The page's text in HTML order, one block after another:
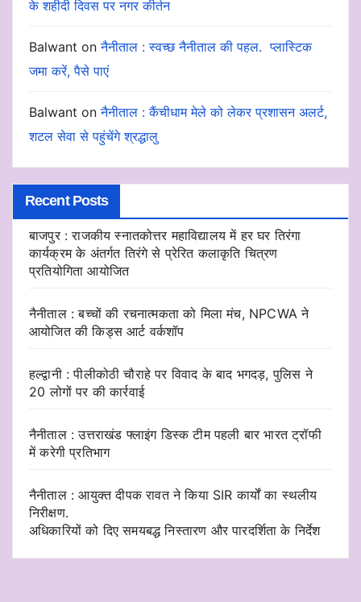
के शहीदी दिवस पर नगर कीर्तन
Balwant onनैनीताल : स्वच्छ नैनीताल की पहल. प्लास्टिक
जमा करें, पैसे पाएं
Balwant onनैनीताल : कैंचीधाम मेले को लेकर प्रशासन अलर्ट,
शटल सेवा से पहुंचेंगे श्रद्धालु
Recent Posts
बाजपुर : राजकीय स्नातकोत्तर महाविद्यालय में हर घर तिरंगा
कार्यक्रम के अंतर्गत तिरंगे से प्रेरित कलाकृति चित्रण
प्रतियोगिता आयोजित
नैनीताल : बच्चों की रचनात्मकता को मिला मंच, NPCWA ने
आयोजित की किड्स आर्ट वर्कशॉप
हल्द्वानी : पीलीकोठी चौराहे पर विवाद के बाद भगदड़, पुलिस ने
20 लोगों पर की कार्रवाई
नैनीताल : उत्तराखंड फ्लाइंग डिस्क टीम पहली बार भारत ट्रॉफी
में करेगी प्रतिभाग
नैनीताल : आयुक्त दीपक रावत ने किया SIR कार्यों का स्थलीय
निरीक्षण.
अधिकारियों को दिए समयबद्ध निस्तारण और पारदर्शिता के निर्देश